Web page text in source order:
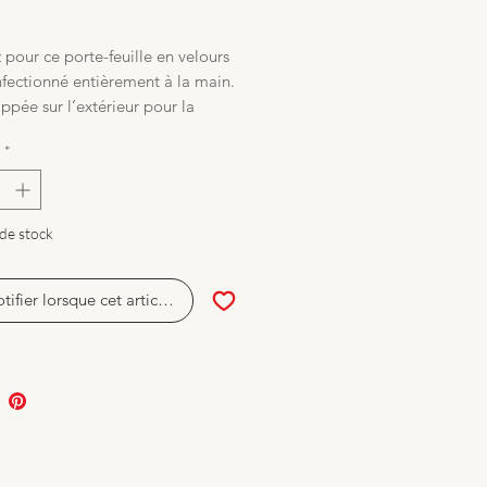
pour ce porte-feuille en velours
entièrement à la main.
sur l’extérieur pour la
cartes à l’intérieur ainsi
poche pour ranger ses papiers ou
par un bouton pression doré
*
stock
lorsque cet article est disponible